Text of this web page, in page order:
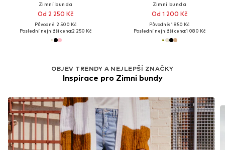
Zimní bunda
Od 2 250 Kč
Původně: 2 500 Kč
Poslední nejnižší cena:2 250 Kč
OBJEV TRENDY A NEJLEPŠÍ ZNAČKY
Inspirace pro Zimní bundy
Zimní bunda
Od 1 200 Kč
Původně: 1 850 Kč
Poslední nejnižší cena:1 080 Kč